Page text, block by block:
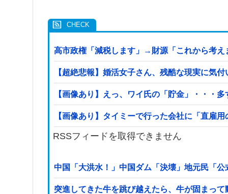
高市政権「減税します」→財源「これから考え
【超絶悲報】婚活女子さん、残酷な現実に気
【画像あり】えっ、ワイ氏の「貯金」・・・
【画像あり】タイミーで行った会社に「直雇
RSSフィードを取得できません
中国「大洪水！」中国ダム「決壊」地元民「
突進してきた牛を跳び越えたら、牛が固まっ